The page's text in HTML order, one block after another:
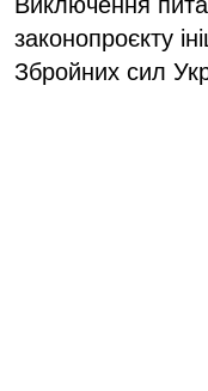
законопроєкту
Збройних сил